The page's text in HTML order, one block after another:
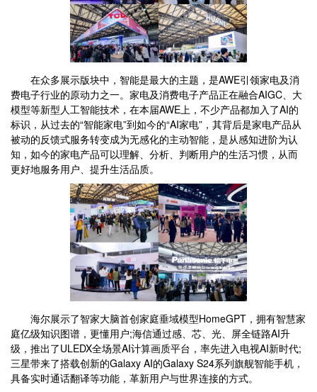
在众多展示版块中，智能是最大的主题，是AWE引领家电及消
费电子行业的原动力之一。家电及消费电子产品正在融合AIGC、大
模型等新型人工智能技术，在本届AWE上，不少产品都加入了AI的
标识，从过去的“智能家电”到如今的“AI家电”，其背后是家电产品从
被动的反馈式服务转变成为无感化的主动智能，是从感知进阶为认
知，如今的家电产品可以理解、分析、判断用户的生活习惯，从而
更好地服务用户、提升生活品质。
海尔展示了智家大脑首创家庭垂域模型HomeGPT，拥有智慧家
庭亿级知识图谱，更懂用户;海信通过感、芯、光、屏全链路AI升
级，推出了ULEDX全场景AI计算画质平台，率先进入电视AI新时代;
三星带来了搭载创新的Galaxy AI的Galaxy S24系列旗舰智能手机，
具备实时通话翻译等功能，革新用户与世界连接的方式。